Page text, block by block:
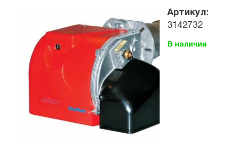
Артикул:
3142732
В наличии